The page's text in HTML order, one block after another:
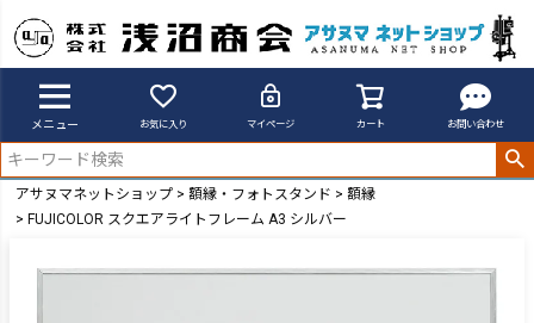
メニュー お気に入り マイページ カート お問い合わせ
アサヌマネットショップ 額縁・フォトスタンド
額縁
FUJICOLOR スクエアライトフレーム A3 シルバー